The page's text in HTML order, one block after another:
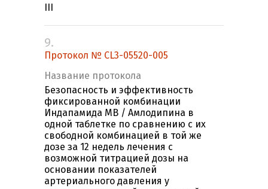
9.
Протокол № CL3-05520-005
Название протокола
Безопасность и эффективность
фиксированной комбинации
Индапамида МВ / Амлодипина в
одной таблетке по сравнению с их
свободной комбинацией в той же
дозе за 12 недель лечения с
возможной титрацией дозы на
основании показателей
артериального давления у